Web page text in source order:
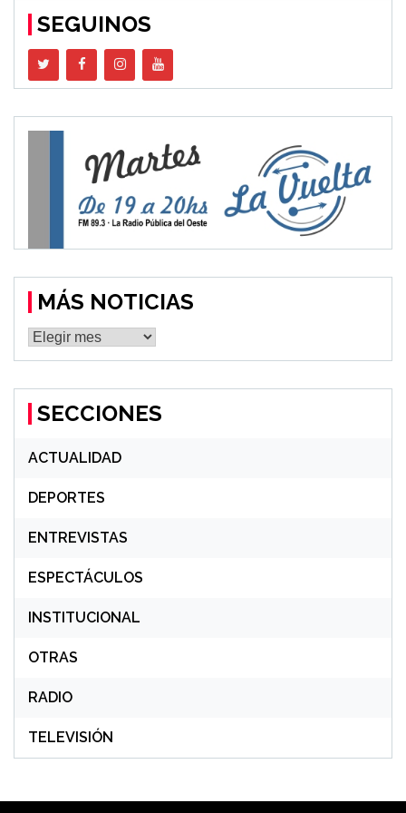
SEGUINOS
MÁS NOTICIAS
MÁS
NOTICIAS
SECCIONES
ACTUALIDAD
DEPORTES
ENTREVISTAS
ESPECTÁCULOS
INSTITUCIONAL
OTRAS
RADIO
TELEVISIÓN